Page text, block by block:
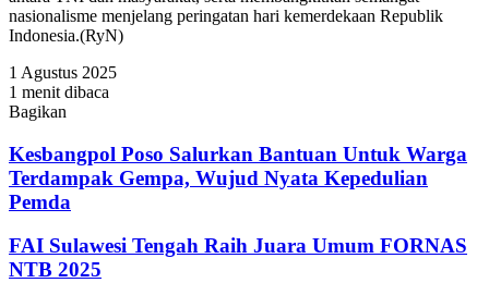
nasionalisme menjelang peringatan hari kemerdekaan Republik
Indonesia.(RyN)
1 Agustus 2025
1 menit dibaca
Bagikan
via
Email
Kesbangpol Poso Salurkan Bantuan Untuk Warga
Terdampak Gempa, Wujud Nyata Kepedulian
Pemda
FAI Sulawesi Tengah Raih Juara Umum FORNAS
NTB 2025